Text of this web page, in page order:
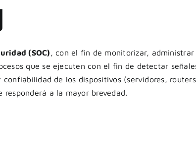
(SOC) , con el fin de monitorizar,
que se ejecuten con el fin de detectar
de los dispositivos (servidores,
responderá a la mayor brevedad.